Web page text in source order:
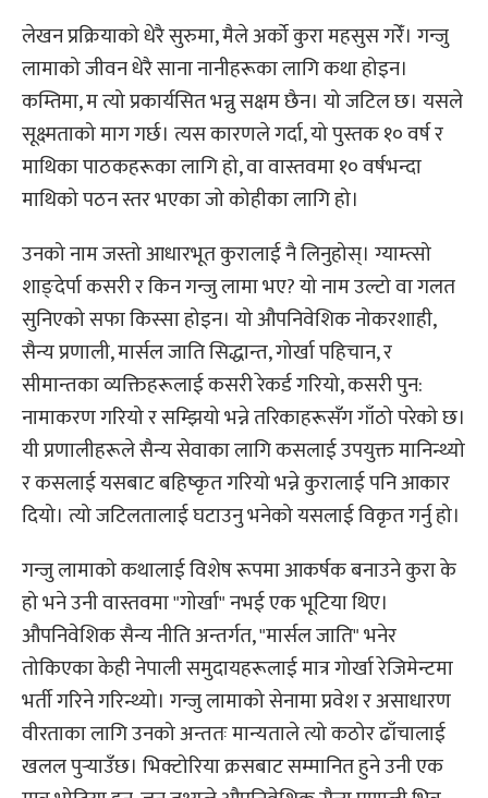
लेखन प्रक्रियाको धेरै सुरुमा, मैले अर्को कुरा महसुस गरेँ। गन्जु
लामाको जीवन धेरै साना नानीहरूका लागि कथा होइन।
कम्तिमा, म त्यो प्रकार्यसित भन्नु सक्षम छैन। यो जटिल छ। यसले
सूक्ष्मताको माग गर्छ। त्यस कारणले गर्दा, यो पुस्तक १० वर्ष र
माथिका पाठकहरूका लागि हो, वा वास्तवमा १० वर्षभन्दा
माथिको पठन स्तर भएका जो कोहीका लागि हो।
उनको नाम जस्तो आधारभूत कुरालाई नै लिनुहोस्। ग्याम्त्सो
शाङ्देर्पा कसरी र किन गन्जु लामा भए? यो नाम उल्टो वा गलत
सुनिएको सफा किस्सा होइन। यो औपनिवेशिक नोकरशाही,
सैन्य प्रणाली, मार्सल जाति सिद्धान्त, गोर्खा पहिचान, र
सीमान्तका व्यक्तिहरूलाई कसरी रेकर्ड गरियो, कसरी पुन:
नामाकरण गरियो र सम्झियो भन्ने तरिकाहरूसँग गाँठो परेको छ।
यी प्रणालीहरूले सैन्य सेवाका लागि कसलाई उपयुक्त मानिन्थ्यो
र कसलाई यसबाट बहिष्कृत गरियो भन्ने कुरालाई पनि आकार
दियो। त्यो जटिलतालाई घटाउनु भनेको यसलाई विकृत गर्नु हो।
गन्जु लामाको कथालाई विशेष रूपमा आकर्षक बनाउने कुरा के
हो भने उनी वास्तवमा "गोर्खा" नभई एक भूटिया थिए।
औपनिवेशिक सैन्य नीति अन्तर्गत, "मार्सल जाति" भनेर
तोकिएका केही नेपाली समुदायहरूलाई मात्र गोर्खा रेजिमेन्टमा
भर्ती गरिने गरिन्थ्यो। गन्जु लामाको सेनामा प्रवेश र असाधारण
वीरताका लागि उनको अन्ततः मान्यताले त्यो कठोर ढाँचालाई
खलल पुर्‍याउँछ। भिक्टोरिया क्रसबाट सम्मानित हुने उनी एक